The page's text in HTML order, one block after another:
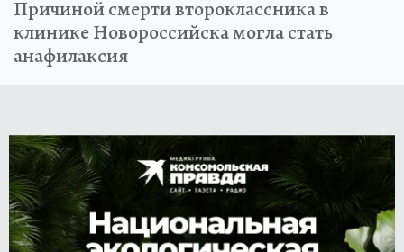
Причиной смерти второклассника в
клинике Новороссийска могла стать
анафилаксия